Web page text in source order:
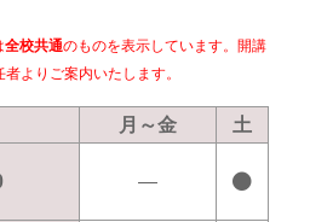
全校共通のものを表示しています。開講
よりご案内いたします。
月～金 土
―